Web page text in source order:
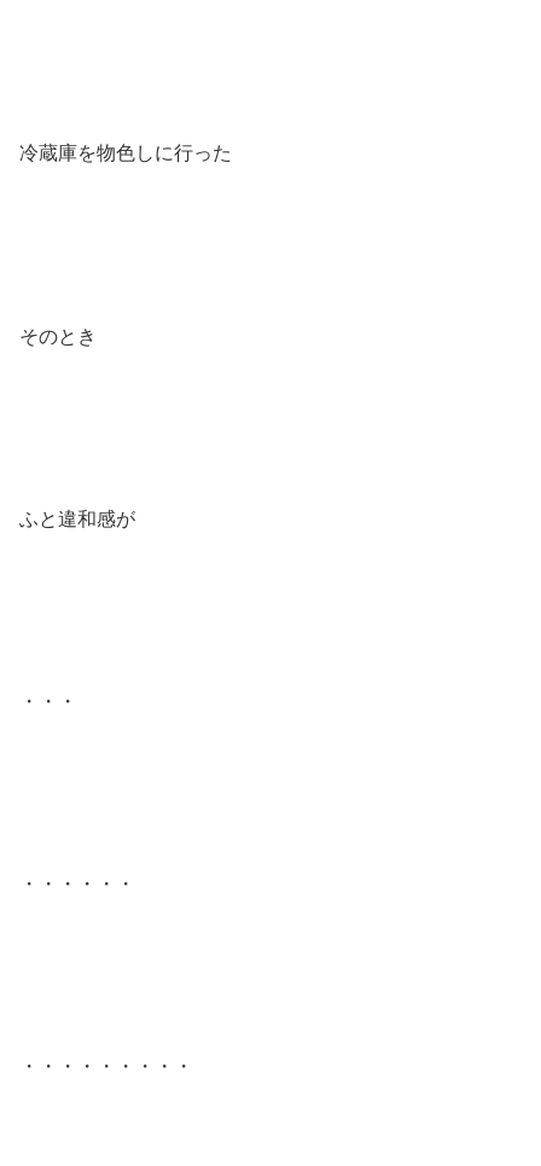
冷蔵庫を物色しに行った
そのとき
ふと違和感が
・・・
・・・・・・
・・・・・・・・・